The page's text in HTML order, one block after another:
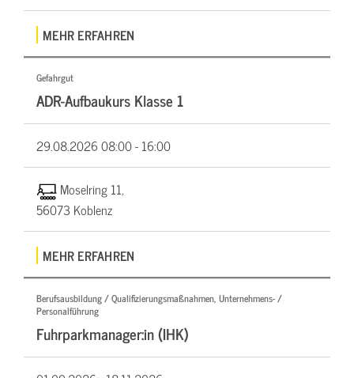
MEHR ERFAHREN
Gefahrgut
ADR-Aufbaukurs Klasse 1
29.08.202608:00 - 16:00
Moselring 11,
56073 Koblenz
MEHR ERFAHREN
Berufsausbildung / Qualifizierungsmaßnahmen, Unternehmens- /
Personalführung
Fuhrparkmanager:in (IHK)